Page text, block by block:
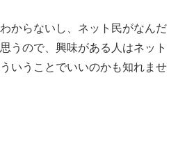
からないし、ネット民がなんだ
うので、興味がある人はネット
いうことでいいのかも知れませ